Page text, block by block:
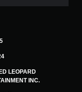
LEOPARD
INC.